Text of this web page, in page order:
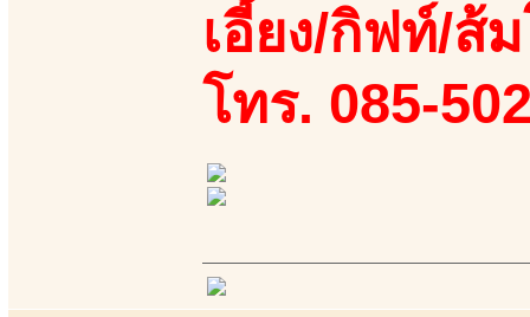
เอี้ยง/กิฟท์/ส้
โทร. 085-